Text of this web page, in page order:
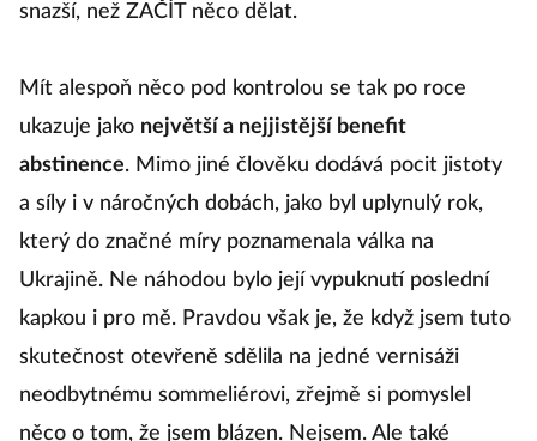
snazší, než ZAČÍT něco dělat.
Mít alespoň něco pod kontrolou se tak po roce
ukazuje jako největší a nejjistější benefit
abstinence. Mimo jiné člověku dodává pocit jistoty
a síly i v náročných dobách, jako byl uplynulý rok,
který do značné míry poznamenala válka na
Ukrajině. Ne náhodou bylo její vypuknutí poslední
kapkou i pro mě. Pravdou však je, že když jsem tuto
skutečnost otevřeně sdělila na jedné vernisáži
neodbytnému sommeliérovi, zřejmě si pomyslel
něco o tom, že jsem blázen. Nejsem. Ale také